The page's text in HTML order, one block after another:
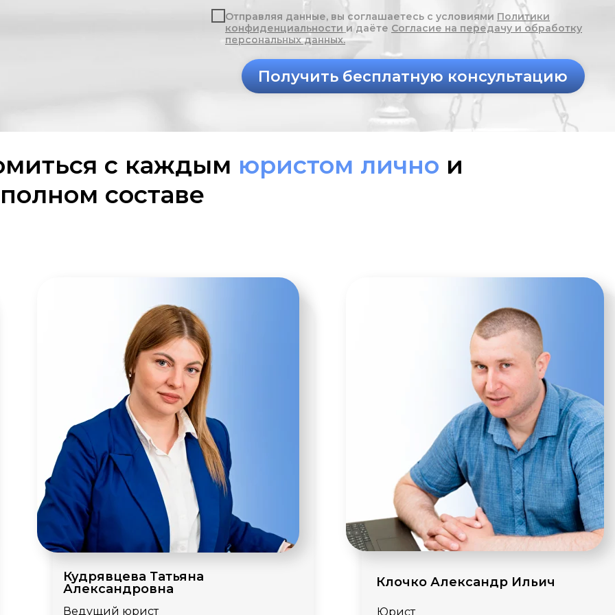
Отправляя данные, вы соглашаетесь с условиями Политики
конфиденциальности и даёте Согласие на передачу и обработку
персональных данных.
Получить бесплатную консультацию
с каждым юристом лично и
составе
Ведущий юрист
Кудрявцева Татьяна
Александровна
Юрист
Клочко Александр Ильич